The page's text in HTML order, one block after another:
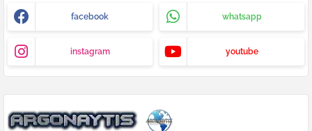
facebook whatsapp
instagram youtube